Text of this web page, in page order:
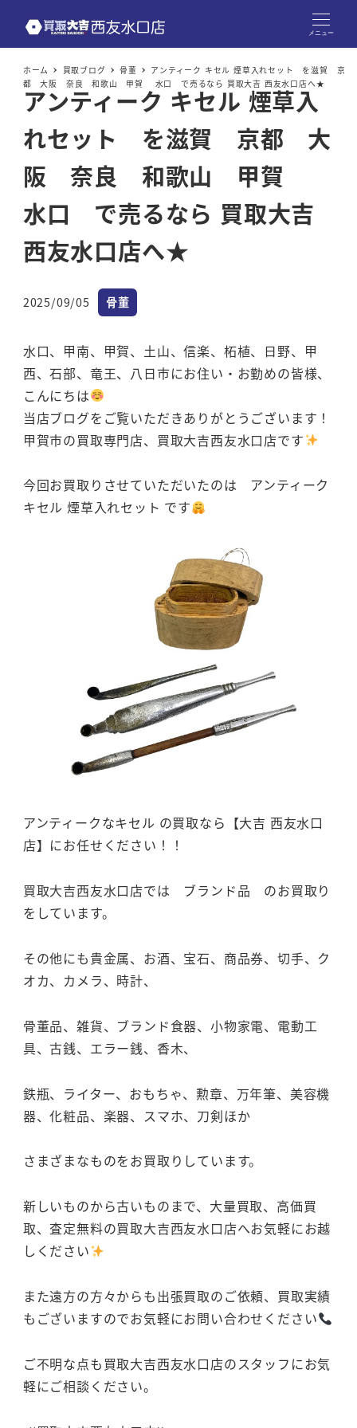
メニュー
ホーム 買取ブログ 骨董
アンティーク キセル 煙草入れセット を滋賀 京
都 大阪 奈良 和歌山 甲賀 水口 で売るなら 買取大吉 西友水口店へ★
アンティーク キセル 煙草入
れセット を滋賀 京都 大
阪 奈良 和歌山 甲賀
水口 で売るなら 買取大吉
西友水口店へ★
投稿日
2025/09/05 カテゴリー
骨董
水口、甲南、甲賀、土山、信楽、柘植、日野、甲
西、石部、竜王、八日市にお住い・お勤めの皆様、
こんにちは
当店ブログをご覧いただきありがとうございます！
甲賀市の買取専門店、買取大吉西友水口店です
今回お買取りさせていただいたのは アンティーク
キセル 煙草入れセット です
アンティークなキセル の買取なら【大吉 西友水口
店】にお任せください！！
買取大吉西友水口店では ブランド品 のお買取り
をしています。
その他にも貴金属、お酒、宝石、商品券、切手、ク
オカ、カメラ、時計、
骨董品、雑貨、ブランド食器、小物家電、電動工
具、古銭、エラー銭、香木、
鉄瓶、ライター、おもちゃ、勲章、万年筆、美容機
器、化粧品、楽器、スマホ、刀剣ほか
さまざまなものをお買取りしています。
新しいものから古いものまで、大量買取、高価買
取、査定無料の買取大吉西友水口店へお気軽にお越
しください
また遠方の方々からも出張買取のご依頼、買取実績
もございますのでお気軽にお問い合わせください
ご不明な点も買取大吉西友水口店のスタッフにお気
軽にご相談ください。